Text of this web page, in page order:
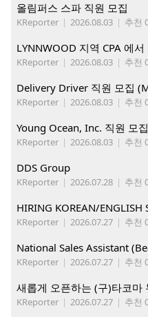
올림퍼스 스파 직원 모집
KReporter | 2026.08.03 | 추천
KReporter | 2026.08.03 | 추천
Delivery Driver 직원 모집
KReporter | 2026.08.03 | 추천
KReporter | 2026.08.03 | 추천
DDS Group
KReporter | 2026.07.28 | 추천
KReporter | 2026.07.27 | 추천
National Sales Assistant
KReporter | 2026.07.27 | 추천
KReporter | 2026.07.27 | 추천